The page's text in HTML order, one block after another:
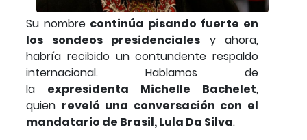
Su nombre continúa pisando fuerte en
los sondeos presidenciales y ahora,
habría recibido un contundente respaldo
internacional. Hablamos de
la expresidenta Michelle Bachelet,
quien reveló una conversación con el
mandatario de Brasil, Lula Da Silva.